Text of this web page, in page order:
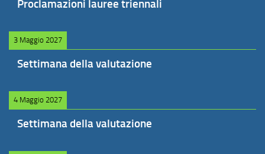
Proclamazioni lauree triennali
3 Maggio 2027
Settimana della valutazione
4 Maggio 2027
Settimana della valutazione